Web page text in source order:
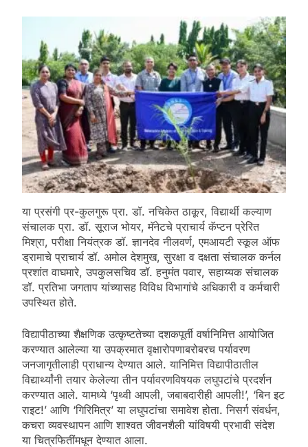
या प्रसंगी प्र-कुलगुरू प्रा. डॉ. नचिकेत ठाकूर, विद्यार्थी कल्याण
संचालक प्रा. डॉ. सूराज भोयर, मॅनेटचे प्राचार्य कॅप्टन प्रेरित
मिश्रा, परीक्षा नियंत्रक डॉ. ज्ञानदेव नीलवर्ण, एमआयटी स्कूल ऑफ
ड्रामाचे प्राचार्य डॉ. अमोल देशमुख, सुरक्षा व दक्षता संचालक कर्नल
प्रशांत वाघमारे, उपकुलसचिव डॉ. हनुमंत पवार, सहाय्यक संचालक
डॉ. प्रतिभा जगताप यांच्यासह विविध विभागांचे अधिकारी व कर्मचारी
उपस्थित होते.
विद्यापीठाच्या शैक्षणिक उत्कृष्टतेच्या दशकपूर्ती वर्षानिमित्त आयोजित
करण्यात आलेल्या या उपक्रमात वृक्षारोपणाबरोबरच पर्यावरण
जनजागृतीलाही प्राधान्य देण्यात आले. यानिमित्त विद्यापीठातील
विद्यार्थ्यांनी तयार केलेल्या तीन पर्यावरणविषयक लघुपटांचे प्रदर्शन
करण्यात आले. यामध्ये ‘पृथ्वी आपली, जबाबदारीही आपली!’, ‘बिन इट
राइट!’ आणि ‘गिरिमित्र’ या लघुपटांचा समावेश होता. निसर्ग संवर्धन,
कचरा व्यवस्थापन आणि शाश्वत जीवनशैली यांविषयी प्रभावी संदेश
या चित्रफितींमधून देण्यात आला.